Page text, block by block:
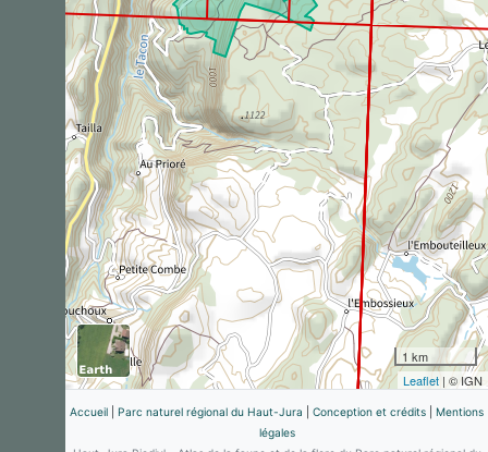
1 km
Leaflet | © IGN
Accueil Parc naturel régional du Haut-Jura Conception et crédits
Mentions
légales